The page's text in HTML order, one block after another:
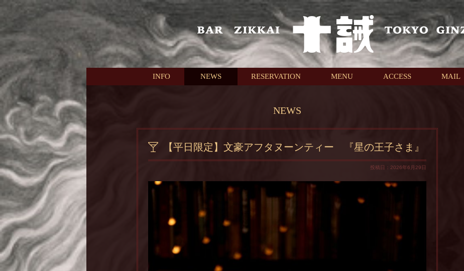
本文へスキップ
INFO NEWS RESERVATION MENU ACCESS MAIL
NEWS
【平日限定】文豪アフタヌーンティー 『星の王子さま』
投稿日：2026年6月29日